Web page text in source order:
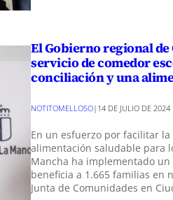
El Gobierno regional
servicio de comedor
conciliación y una
NOTITOMELLOSO| 14 DE JULIO DE 2024
En un esfuerzo por facilitar
alimentación saludable para
Mancha ha implementado
beneficia a 1.665 familias en
Junta de Comunidades en